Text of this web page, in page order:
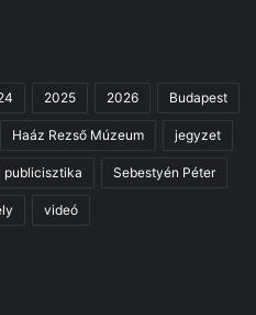
2025 2026 Budapest
Haáz Rezső Múzeum jegyzet
publicisztika Sebestyén Péter
videó